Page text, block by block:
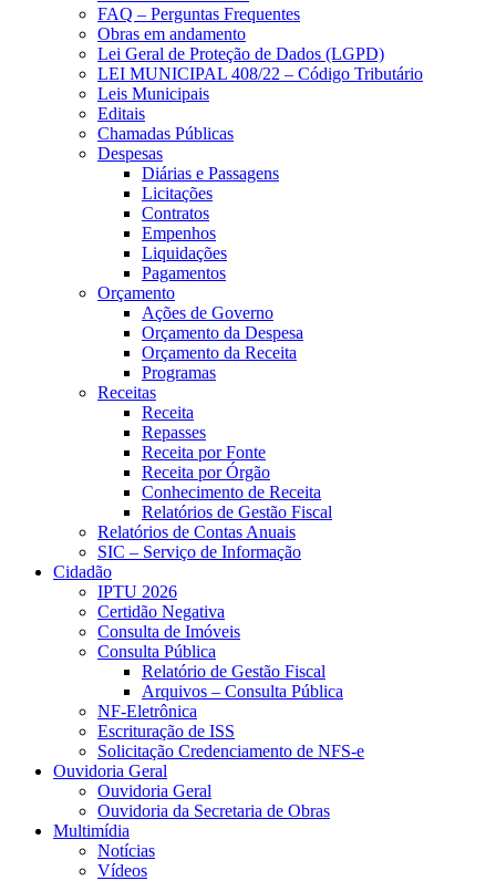
FAQ – Perguntas Frequentes
Obras em andamento
Lei Geral de Proteção de Dados (LGPD)
LEI MUNICIPAL 408/22 – Código Tributário
Leis Municipais
Editais
Chamadas Públicas
Despesas
Diárias e Passagens
Licitações
Contratos
Empenhos
Liquidações
Pagamentos
Orçamento
Ações de Governo
Orçamento da Despesa
Orçamento da Receita
Programas
Receitas
Receita
Repasses
Receita por Fonte
Receita por Órgão
Conhecimento de Receita
Relatórios de Gestão Fiscal
Relatórios de Contas Anuais
SIC – Serviço de Informação
Cidadão
IPTU 2026
Certidão Negativa
Consulta de Imóveis
Consulta Pública
Relatório de Gestão Fiscal
Arquivos – Consulta Pública
NF-Eletrônica
Escrituração de ISS
Solicitação Credenciamento de NFS-e
Ouvidoria Geral
Ouvidoria Geral
Ouvidoria da Secretaria de Obras
Multimídia
Notícias
Vídeos